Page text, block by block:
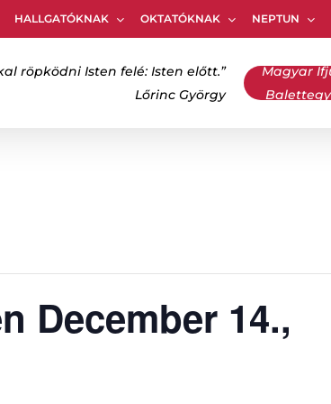
HALLGATÓKNAK OKTATÓKNAK NEPTUN
röpködni Isten felé: Isten előtt.”
Lőrinc György
Magyar
Kosár
December 14.,